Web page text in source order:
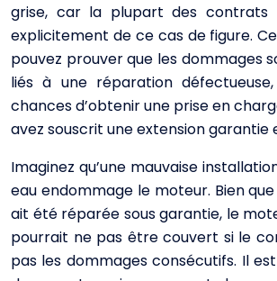
grise, car la plupart des
explicitement de ce cas de figure.
pouvez prouver que les dommages
liés à une réparation
chances d’obtenir une prise en
avez souscrit une extension garantie
Imaginez qu’une mauvaise
eau endommage le moteur. Bien
ait été réparée sous garantie, le
pourrait ne pas être couvert si le
pas les dommages consécutifs. Il